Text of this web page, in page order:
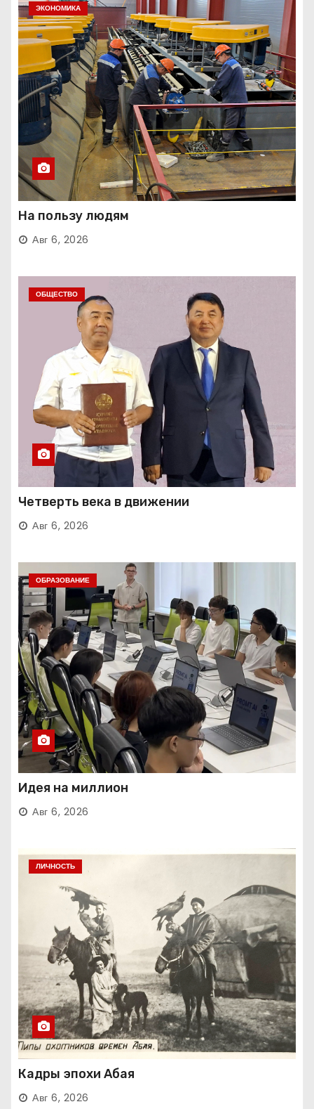
ЭКОНОМИКА
На пользу людям
Авг 6, 2026
ОБЩЕСТВО
Четверть века в движении
Авг 6, 2026
ОБРАЗОВАНИЕ
Идея на миллион
Авг 6, 2026
ЛИЧНОСТЬ
Кадры эпохи Абая
Авг 6, 2026